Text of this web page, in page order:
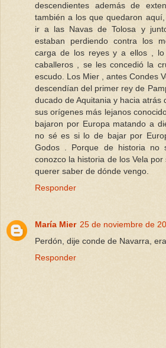
descendientes además de
también a los que quedaron
ir a las Navas de Tolosa y
estaban perdiendo contra los
carga de los reyes y a ellos ,
caballeros , se les concedió la
escudo. Los Mier , antes Condes
descendían del primer rey de
ducado de Aquitania y hacia atrás
sus orígenes más lejanos
bajaron por Europa matando a
no sé es si lo de bajar por
Godos . Porque de historia no
conozco la historia de los Vela
querer saber de dónde vengo.
Responder
María Mier 25 de noviembre de
Perdón, dije conde de Navarra,
Responder